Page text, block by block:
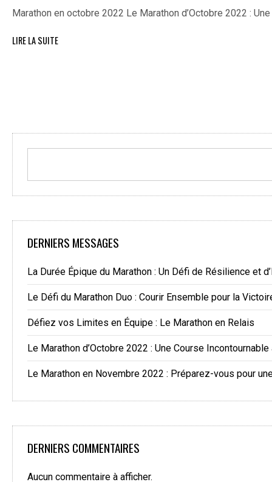
Marathon en octobre 2022 Le Marathon d’Octobre 2022 :
LIRE LA SUITE
DERNIERS MESSAGES
La Durée Épique du Marathon : Un Défi de Résilience et
Le Défi du Marathon Duo : Courir Ensemble pour la
Défiez vos Limites en Équipe : Le Marathon en Relais
Le Marathon d’Octobre 2022 : Une Course
Le Marathon en Novembre 2022 : Préparez-vous pour
DERNIERS COMMENTAIRES
Aucun commentaire à afficher.